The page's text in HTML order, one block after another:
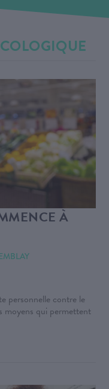
À
personnelle contre le
moyens qui permettent